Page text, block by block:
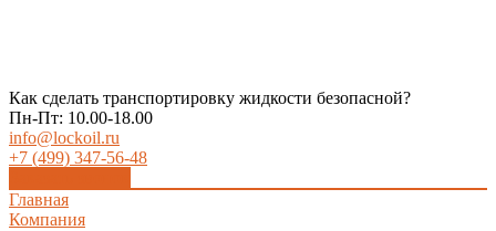
Как сделать транспортировку жидкости безопасной?
Пн-Пт: 10.00-18.00
info@lockoil.ru
+7 (499) 347-56-48
Главная
Компания